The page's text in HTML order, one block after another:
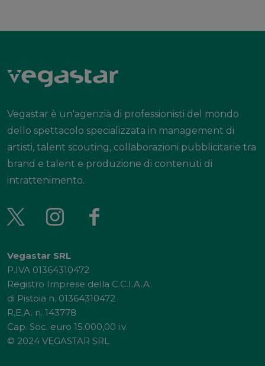
Vegastar è un'agenzia di professionisti del mondo
dello spettacolo specializzata in management di
artisti, talent scouting, collaborazioni pubblicitarie tra
brand e talent e produzione di contenuti di
intrattenimento.
Vegastar SRL
P.IVA 01364310472
Registro Imprese della C.C.I.A.A.
di Pistoia n. 01364310472
R.E.A. n. 143778
Cap. Soc. euro 15.000,00 i.v.
© 2024 VEGASTAR SRL